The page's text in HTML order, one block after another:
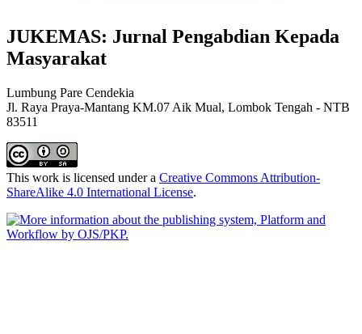
JUKEMAS: Jurnal Pengabdian Kepada
Masyarakat
Lumbung Pare Cendekia
Jl. Raya Praya-Mantang KM.07 Aik Mual, Lombok Tengah - NTB
83511
This work is licensed under a Creative Commons Attribution-
ShareAlike 4.0 International License.